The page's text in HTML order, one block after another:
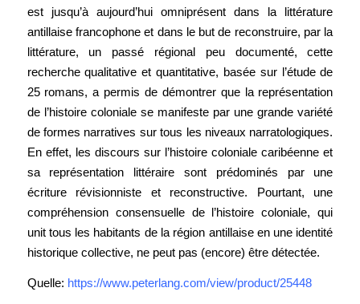
est jusqu’à aujourd’hui omniprésent dans la littérature
antillaise francophone et dans le but de reconstruire, par la
littérature, un passé régional peu documenté, cette
recherche qualitative et quantitative, basée sur l’étude de
25 romans, a permis de démontrer que la représentation
de l’histoire coloniale se manifeste par une grande variété
de formes narratives sur tous les niveaux narratologiques.
En effet, les discours sur l’histoire coloniale caribéenne et
sa représentation littéraire sont prédominés par une
écriture révisionniste et reconstructive. Pourtant, une
compréhension consensuelle de l’histoire coloniale, qui
unit tous les habitants de la région antillaise en une identité
historique collective, ne peut pas (encore) être détectée.
Quelle: https://www.peterlang.com/view/product/25448